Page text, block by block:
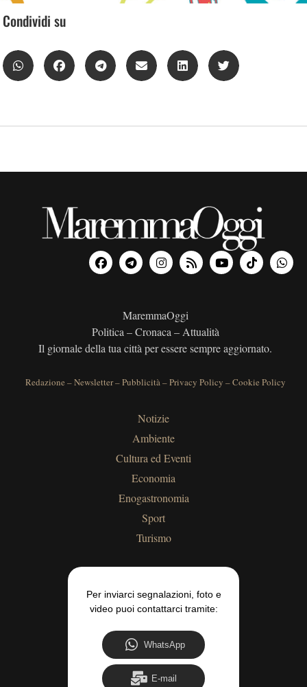
Condividi su
MaremmaOggi
Politica – Cronaca – Attualità
Il giornale della tua città per essere sempre aggiornato.
Redazione –Newsletter–Pubblicità–Privacy Policy –Cookie Policy
Notizie
Ambiente
Cultura ed Eventi
Economia
Enogastronomia
Sport
Turismo
Per inviarci segnalazioni, foto e
video puoi contattarci tramite:
WhatsApp
E-mail